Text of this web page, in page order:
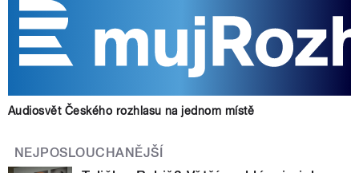
Audiosvět Českého rozhlasu na jednom místě
NEJPOSLOUCHANĚJŠÍ